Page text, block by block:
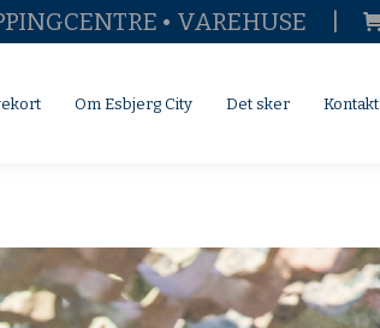
• VAREHUSE
Om Esbjerg City Det sker Kontakt
Om Esbjerg City Det sker Kontakt